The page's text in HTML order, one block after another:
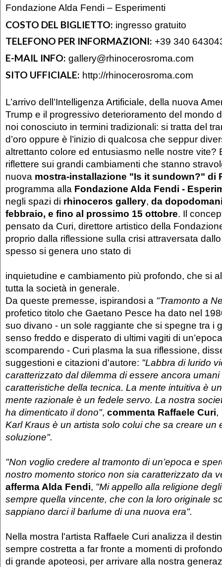
Fondazione Alda Fendi – Esperimenti
COSTO DEL BIGLIETTO: ingresso gratuito
TELEFONO PER INFORMAZIONI: +39 340
E-MAIL INFO: gallery@rhinocerosroma.com
SITO UFFICIALE: http://rhinocerosroma.com
L’arrivo dell’Intelligenza Artificiale, della nuova
Trump e il progressivo deterioramento del mondo
noi conosciuto in termini tradizionali: si tratta del
d’oro oppure è l’inizio di qualcosa che seppur
altrettanto colore ed entusiasmo nelle nostre vite?
riflettere sui grandi cambiamenti che stanno
nuova mostra-installazione "Is it sundown?" di
programma alla Fondazione Alda Fendi -
negli spazi di rhinoceros gallery, da
febbraio, e fino al prossimo 15 ottobre. Il
pensato da Curi, direttore artistico della
proprio dalla riflessione sulla crisi attraversata
spesso si genera uno stato di
inquietudine e cambiamento più profondo, che si
tutta la società in generale.
Da queste premesse, ispirandosi a "Tramonto a
profetico titolo che Gaetano Pesce ha dato nel
suo divano - un sole raggiante che si spegne tra i
senso freddo e disperato di ultimi vagiti di
scomparendo - Curi plasma la sua riflessione,
suggestioni e citazioni d'autore: "Labbra di lurido
caratterizzato dal dilemma di essere ancora
caratteristiche della tecnica. La mente intuitiva è
mente razionale è un fedele servo. La nostra
ha dimenticato il dono", commenta Raffaele Curi,
Karl Kraus è un artista solo colui che sa creare un
soluzione".
"Non voglio credere al tramonto di un’epoca e
nostro momento storico non sia caratterizzato da
afferma Alda Fendi, "Mi appello alla religione
sempre quella vincente, che con la loro originale
sappiano darci il barlume di una nuova era".
Nella mostra l'artista Raffaele Curi analizza il
sempre costretta a far fronte a momenti di
di grande apoteosi, per arrivare alla nostra